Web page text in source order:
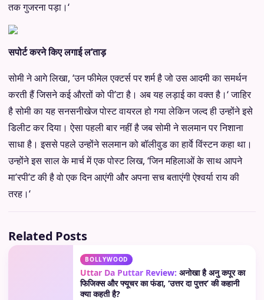
तक गुजरना पड़ा।‘
सपोर्ट करने किए लगाई ल’ताड़
सोमी ने आगे लिखा, ‘उन फीमेल एक्टर्स पर शर्म है जो उस आदमी का समर्थन
करती हैं जिसने कई औरतों को पी’टा है। अब यह लड़ाई का वक्त है।‘ जाहिर
है सोमी का यह सनसनीखेज पोस्ट वायरल हो गया लेकिन जल्द ही उन्होंने इसे
डिलीट कर दिया। ऐसा पहली बार नहीं है जब सोमी ने सलमान पर निशाना
साधा है। इससे पहले उन्होंने सलमान को बॉलीवुड का हार्वे विंस्टन कहा था।
उन्होंने इस साल के मार्च में एक पोस्ट लिख, ‘जिन महिलाओं के साथ आपने
मा’रपी’ट की है वो एक दिन आएंगी और अपना सच बताएंगी ऐश्वर्या राय की
तरह।‘
Related Posts
BOLLYWOOD
Uttar Da Puttar Review: अनोखा है अनु कपूर का
फिजिक्स और फ्यूचर का फंडा, ‘उत्तर दा पुत्तर’ की कहानी
क्या कहती है?